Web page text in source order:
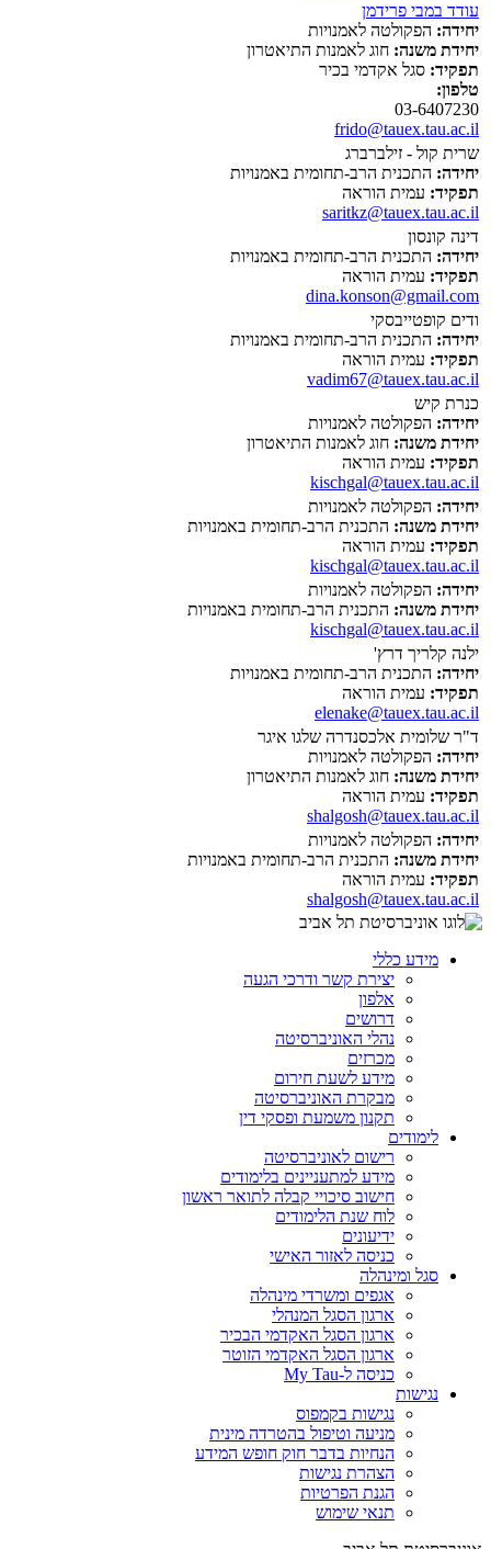
עודד במבי פרידמן
יחידה: הפקולטה לאמנויות
יחידת משנה: חוג לאמנות התיאטרון
תפקיד: סגל אקדמי בכיר
טלפון:
03-6407230
frido@tauex.tau.ac.il
שרית קול - זילברברג
יחידה: התכנית הרב-תחומית באמנויות
תפקיד: עמית הוראה
saritkz@tauex.tau.ac.il
דינה קונסון
יחידה: התכנית הרב-תחומית באמנויות
תפקיד: עמית הוראה
dina.konson@gmail.com
ודים קופטייבסקי
יחידה: התכנית הרב-תחומית באמנויות
תפקיד: עמית הוראה
vadim67@tauex.tau.ac.il
כנרת קיש
יחידה: הפקולטה לאמנויות
יחידת משנה: חוג לאמנות התיאטרון
תפקיד: עמית הוראה
kischgal@tauex.tau.ac.il
יחידה: הפקולטה לאמנויות
יחידת משנה: התכנית הרב-תחומית באמנויות
תפקיד: עמית הוראה
kischgal@tauex.tau.ac.il
יחידה: הפקולטה לאמנויות
יחידת משנה: התכנית הרב-תחומית באמנויות
kischgal@tauex.tau.ac.il
ילנה קלריך דרץ'
יחידה: התכנית הרב-תחומית באמנויות
תפקיד: עמית הוראה
elenake@tauex.tau.ac.il
ד"ר שלומית אלכסנדרה שלגו איגר
יחידה: הפקולטה לאמנויות
יחידת משנה: חוג לאמנות התיאטרון
תפקיד: עמית הוראה
shalgosh@tauex.tau.ac.il
יחידה: הפקולטה לאמנויות
יחידת משנה: התכנית הרב-תחומית באמנויות
תפקיד: עמית הוראה
shalgosh@tauex.tau.ac.il
מידע כללי
יצירת קשר ודרכי הגעה
אלפון
דרושים
נהלי האוניברסיטה
מכרזים
מידע לשעת חירום
מבקרת האוניברסיטה
תקנון משמעת ופסקי דין
לימודים
רישום לאוניברסיטה
מידע למתעניינים בלימודים
חישוב סיכויי קבלה לתואר ראשון
לוח שנת הלימודים
ידיעונים
כניסה לאזור האישי
סגל ומינהלה
אגפים ומשרדי מינהלה
ארגון הסגל המנהלי
ארגון הסגל האקדמי הבכיר
ארגון הסגל האקדמי הזוטר
כניסה ל-My Tau
נגישות
נגישות בקמפוס
מניעה וטיפול בהטרדה מינית
הנחיות בדבר חוק חופש המידע
הצהרת נגישות
הגנת הפרטיות
תנאי שימוש